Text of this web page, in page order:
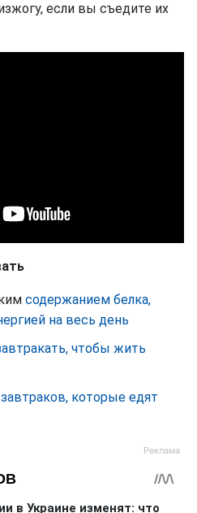
если вы съедите их
содержанием белка,
на весь день
чтобы жить
завтраков, которые едят